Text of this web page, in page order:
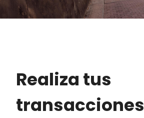
Realiza tus
transacciones